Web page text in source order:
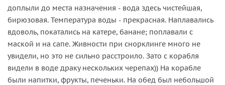
доплыли до места назначения - вода здесь чистейшая,
бирюзовая. Температура воды - прекрасная. Наплавались
вдоволь, покатались на катере, банане; поплавали с
маской и на сапе. Живности при снорклинге много не
увидели, но это не сильно расстроило. Зато с корабля
видели в воде драку нескольких черепах)) На корабле
были напитки, фрукты, печеньки. На обед был небольшой